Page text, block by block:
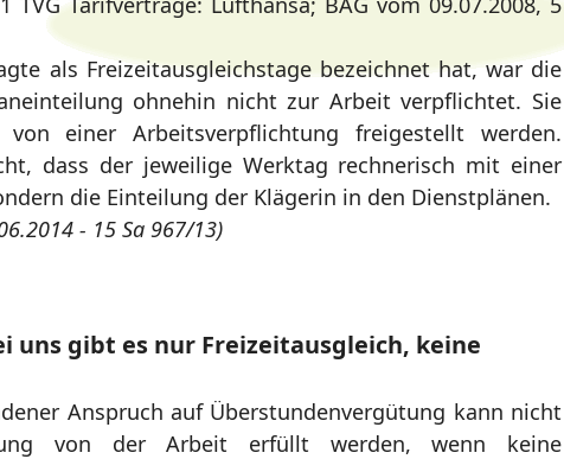
als Freizeitausgleichstage bezeichnet hat, war die
ohnehin nicht zur Arbeit verpflichtet. Sie
einer Arbeitsverpflichtung freigestellt werden.
dass der jeweilige Werktag rechnerisch mit einer
die Einteilung der Klägerin in den Dienstplänen.
- 15 Sa 967/13)
uns gibt es nur Freizeitausgleich, keine
Anspruch auf Überstundenvergütung kann nicht
von der Arbeit erfüllt werden, wenn keine